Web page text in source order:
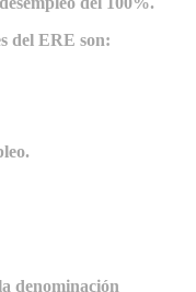
del ERE son:
denominación